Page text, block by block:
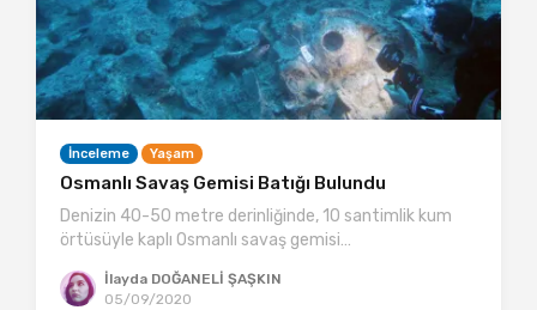
İnceleme Yaşam
Osmanlı Savaş Gemisi Batığı Bulundu
Denizin 40-50 metre derinliğinde, 10 santimlik kum
örtüsüyle kaplı Osmanlı savaş gemisi…
İlayda DOĞANELİ ŞAŞKIN
05/09/2020